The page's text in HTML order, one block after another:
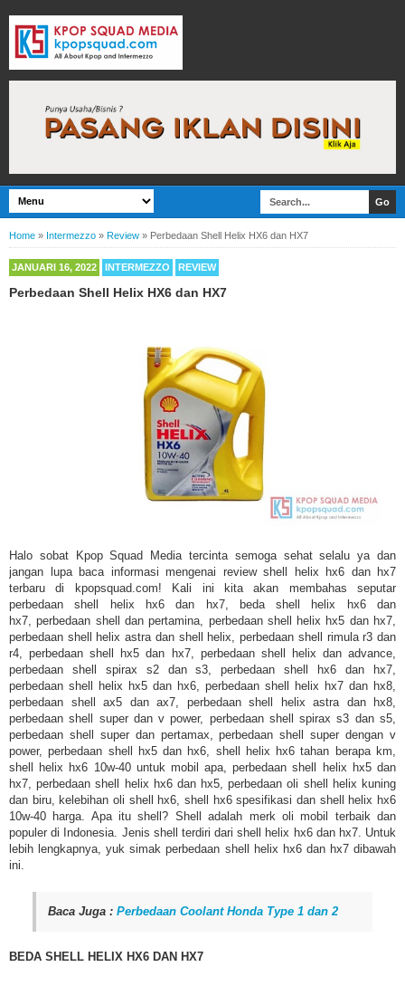
Home » Intermezzo » Review » Perbedaan Shell Helix HX6 dan HX7
JANUARI 16, 2022 INTERMEZZO REVIEW
Perbedaan Shell Helix HX6 dan HX7
Halo sobat Kpop Squad Media tercinta semoga sehat selalu ya dan
jangan lupa baca informasi mengenai review shell helix hx6 dan hx7
terbaru di kpopsquad.com! Kali ini kita akan membahas seputar
perbedaan shell helix hx6 dan hx7, bedashell helix hx6 dan
hx7,perbedaan shell dan pertamina, perbedaan shell helix hx5 dan hx7,
perbedaan shell helix astra dan shell helix, perbedaan shell rimula r3 dan
r4, perbedaan shell hx5 dan hx7, perbedaan shell helix dan advance,
perbedaan shell spirax s2 dan s3, perbedaan shell hx6 dan hx7,
perbedaan shell helix hx5 dan hx6, perbedaan shell helix hx7 dan hx8,
perbedaan shell ax5 dan ax7, perbedaan shell helix astra dan hx8,
perbedaan shell super dan v power, perbedaan shell spirax s3 dan s5,
perbedaan shell super dan pertamax, perbedaan shell super dengan v
power, perbedaan shell hx5 dan hx6, shell helix hx6 tahan berapa km,
shell helix hx6 10w-40 untuk mobil apa, perbedaan shell helix hx5 dan
hx7, perbedaan shell helix hx6 dan hx5, perbedaan oli shell helix kuning
dan biru, kelebihan oli shell hx6, shell hx6 spesifikasi dan shell helix hx6
10w-40 harga. Apa itu shell? Shell adalah merk oli mobil terbaik dan
populer di Indonesia. Jenis shell terdiri dari shell helix hx6 dan hx7. Untuk
lebih lengkapnya, yuk simak perbedaan shell helix hx6 dan hx7 dibawah
ini.
Baca Juga : Perbedaan Coolant Honda Type 1 dan 2
BEDA SHELL HELIX HX6 DAN HX7